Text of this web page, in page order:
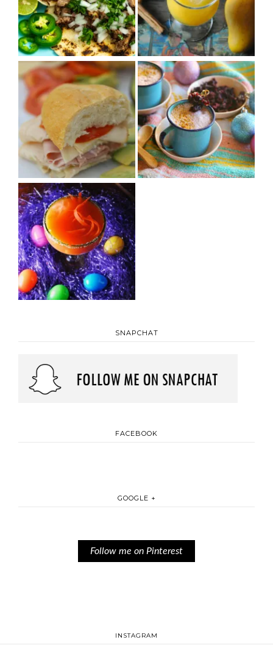
SNAPCHAT
FACEBOOK
GOOGLE +
Follow me on Pinterest
INSTAGRAM